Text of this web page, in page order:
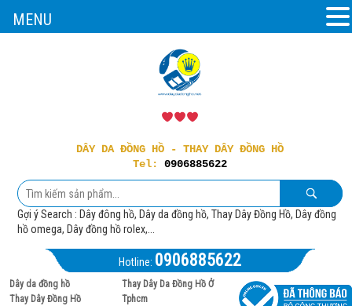
DÂY DA ĐỒNG HỒ - THAY DÂY ĐỒNG HỒ
Tel: 0906885622
Gợi ý Search : Dây đông hồ, Dây da đồng hồ, Thay Dây Đồng Hồ, Dây đồng
hồ omega, Dây đồng hồ rolex,...
Hotline: 0906885622
Dây da đồng hồ
Thay Dây Đồng Hồ
Thay Dây Da Đồng Hồ Ở
Tphcm
MENU